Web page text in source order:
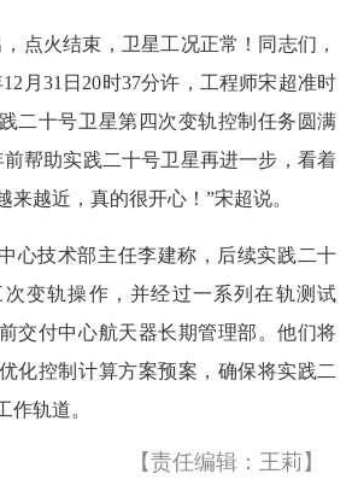
点火结束，卫星工况正常！同志们，
月31日20时37分许，工程师宋超准时
二十号卫星第四次变轨控制任务圆满
帮助实践二十号卫星再进一步，看着
来越近，真的很开心！”宋超说。
心技术部主任李建称，后续实践二十
变轨操作，并经过一系列在轨测试
交付中心航天器长期管理部。他们将
化控制计算方案预案，确保将实践二
作轨道。
【责任编辑：王莉】